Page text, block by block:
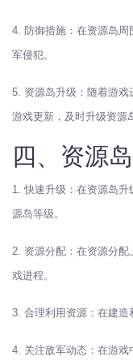
4. 防御措施：在资源岛周
军侵犯。
5. 资源岛升级：随着游戏
游戏更新，及时升级资源
四、资源
1. 快速升级：在资源岛
源岛等级。
2. 资源分配：在资源分
戏进程。
3. 合理利用资源：在建造
4. 关注敌军动态：在游戏